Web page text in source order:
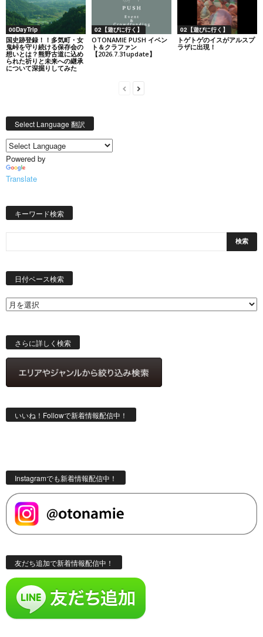
00DayTrip
国史跡登録！！多気町・女
鬼峠を守り続ける保存会の
想いとは？熊野古道に込め
られた祈りと未来への継承
について深掘りしてみた
02【遊びに行く】
OTONAMIE PUSH イベン
ト＆クラファン
【2026.7.31update】
02【遊びに行く】
トゲトゲのイスがアルスプ
ラザに出現！
Select Language 翻訳
Powered by
Translate
キーワード検索
日付ベース検索
ス
索
さらに詳しく検索
いいね！Followで新着情報配信中！
Instagramでも新着情報配信中！
友だち追加で新着情報配信中！